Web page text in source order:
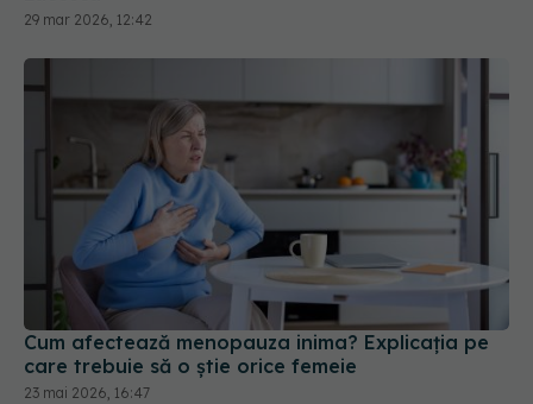
29 mar 2026, 12:42
Cum afectează menopauza inima? Explicația pe
care trebuie să o știe orice femeie
23 mai 2026, 16:47